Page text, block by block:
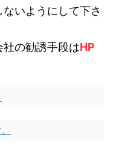
いようにして下さ
の勧誘手段はHP